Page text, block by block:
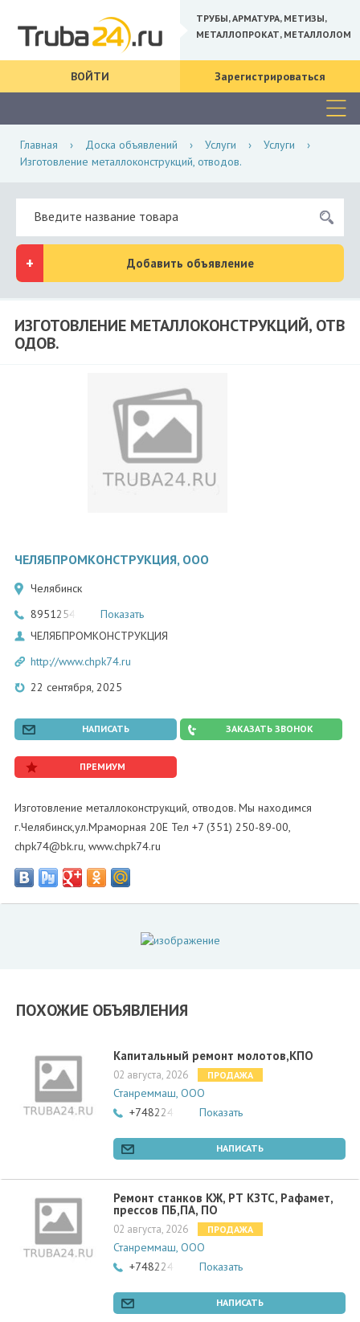
ТРУБЫ, АРМАТУРА, МЕТИЗЫ,
МЕТАЛЛОПРОКАТ, МЕТАЛЛОЛОМ
ВОЙТИ Зарегистрироваться
Главная › Доска объявлений › Услуги › Услуги
›
Изготовление металлоконструкций, отводов.
Добавить объявление
ИЗГОТОВЛЕНИЕ МЕТАЛЛОКОНСТРУКЦИЙ, ОТВ
ОДОВ.
ЧЕЛЯБПРОМКОНСТРУКЦИЯ, ООО
Челябинск
89512547868Показать
ЧЕЛЯБПРОМКОНСТРУКЦИЯ
http://www.chpk74.ru
22 сентября, 2025
НАПИСАТЬ ЗАКАЗАТЬ ЗВОНОК
ПРЕМИУМ
Изготовление металлоконструкций, отводов. Мы находимся
г.Челябинск,ул.Мраморная 20Е Тел +7 (351) 250-89-00,
chpk74@bk.ru, www.chpk74.ru
ПОХОЖИЕ ОБЪЯВЛЕНИЯ
Капитальный ремонт молотов,КПО
02 августа, 2026 ПРОДАЖА
Станреммаш, ООО
+74822418056Показать
НАПИСАТЬ
Ремонт станков КЖ, РТ КЗТС, Рафамет,
прессов ПБ,ПА, ПО
02 августа, 2026 ПРОДАЖА
Станреммаш, ООО
+74822418056Показать
НАПИСАТЬ